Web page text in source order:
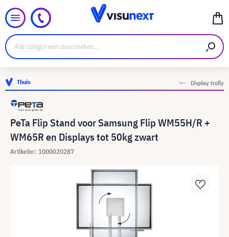
Thuis Display trolly
PeTa Flip Stand voor Samsung Flip WM55H/R +
WM65R en Displays tot 50kg zwart
Artikelnr: 1000020287